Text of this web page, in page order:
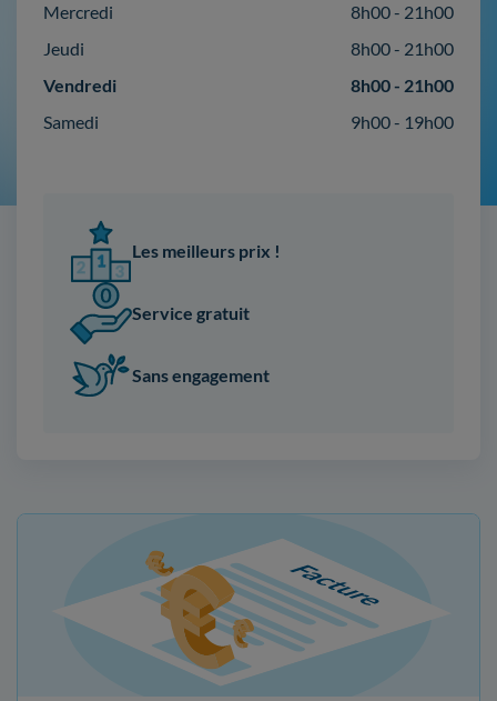
Mercredi
8h00 - 21h00
Jeudi
8h00 - 21h00
Vendredi
8h00 - 21h00
Samedi
9h00 - 19h00
Les meilleurs prix !
Service gratuit
Sans engagement